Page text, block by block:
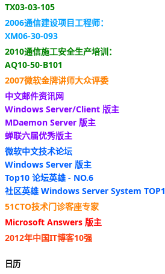
TX03-03-105
2006通信建设项目工程师：
XM06-30-093
2010通信施工安全生产培训：
AQ10-50-B101
2007微软金牌讲师大众评委
中文邮件资讯网
Windows Server/Client 版主
MDaemon Server 版主
蝉联六届优秀版主
微软中文技术论坛
Windows Server 版主
Top10 论坛英雄 - NO.6
社区英雄 Windows Server System TOP1
51CTO技术门诊客座专家
Microsoft Answers 版主
2012年中国IT博客10强
日历